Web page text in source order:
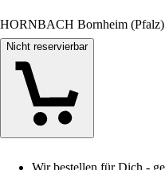
HORNBACH Bornheim (Pfalz)
Nicht reservierbar
Wir bestellen für Dich -